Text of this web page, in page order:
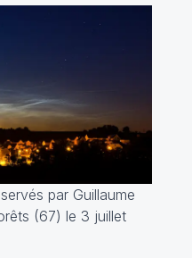
par Guillaume
(67) le 3 juillet